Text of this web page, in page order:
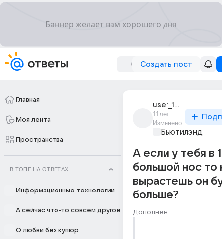
Создать пост
Главная
Моя лента
Пространства
В ТОПЕ НА ОТВЕТАХ
Информационные технологии
А сейчас что-то совсем другое
О любви без купюр
user_191387686
11лет
Изменено
Бьютилэнд
А если у тебя в
большой нос то
вырастешь он
больше?
Дополнен